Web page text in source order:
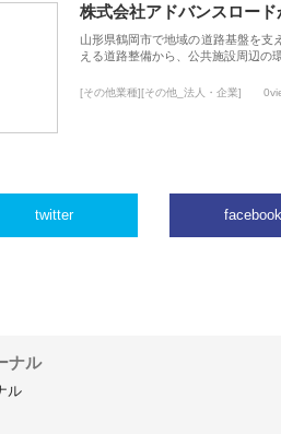
株式会社アドバンスロー
山形県鶴岡市で地域の道路基盤を支
える道路整備から、公共施設周辺の
[その他業種][その他_法人・企業]
twitter facebook
ナル
ル